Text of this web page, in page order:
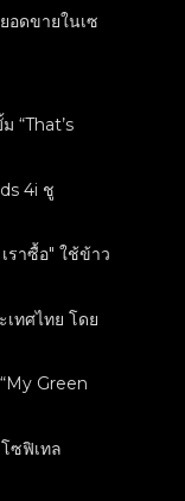
อดขายในเซ
“That’s
4i ชู
ราซื้อ" ใช้ข้าว
เทศไทย โดย
Green
ซฟิเทล